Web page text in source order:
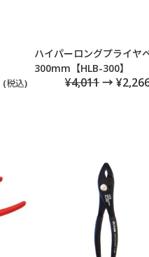
(税込)
ハイパーロングプライヤ
300mm【HLB-300】
¥4,011→